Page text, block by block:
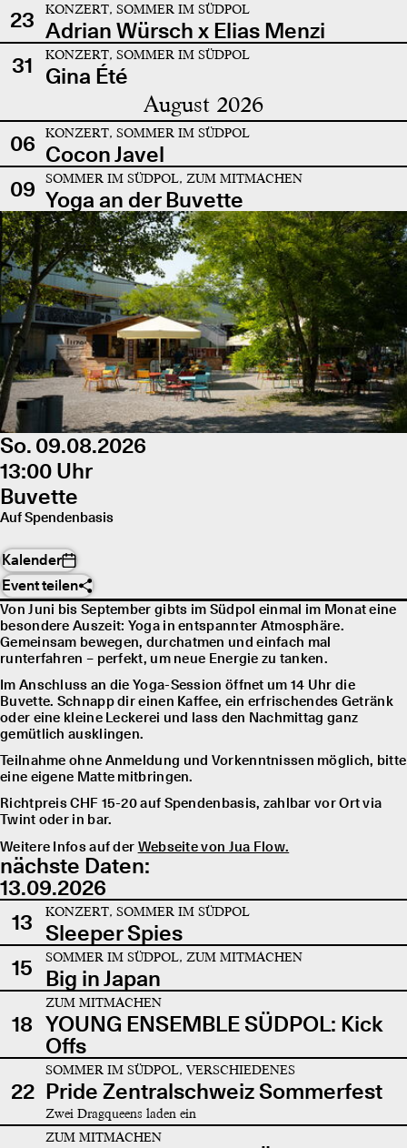
23
KONZERT, SOMMER IM SÜDPOL
Adrian Würsch x Elias Menzi
31
KONZERT, SOMMER IM SÜDPOL
Gina Été
August 2026
06 KONZERT, SOMMER IM SÜDPOL
Cocon Javel
09
SOMMER IM SÜDPOL, ZUM MITMACHEN
Yoga an der Buvette
So. 09.08.2026
13:00 Uhr
Buvette
Auf Spendenbasis
Kalender
Event teilen
Von Juni bis September gibts im Südpol einmal im Monat eine
besondere Auszeit: Yoga in entspannter Atmosphäre.
Gemeinsam bewegen, durchatmen und einfach mal
runterfahren – perfekt, um neue Energie zu tanken.
Im Anschluss an die Yoga-Session öffnet um 14 Uhr die
Buvette. Schnapp dir einen Kaffee, ein erfrischendes Getränk
oder eine kleine Leckerei und lass den Nachmittag ganz
gemütlich ausklingen.
Teilnahme ohne Anmeldung und Vorkenntnissen möglich, bitte
eine eigene Matte mitbringen.
Richtpreis CHF 15-20 auf Spendenbasis, zahlbar vor Ort via
Twint oder in bar.
Weitere Infos auf der Webseite von Jua Flow.
nächste Daten:
13.09.2026
13
KONZERT, SOMMER IM SÜDPOL
Sleeper Spies
15
SOMMER IM SÜDPOL, ZUM MITMACHEN
Big in Japan
18
ZUM MITMACHEN
YOUNG ENSEMBLE SÜDPOL: Kick
Offs
22
SOMMER IM SÜDPOL, VERSCHIEDENES
Pride Zentralschweiz Sommerfest
Zwei Dragqueens laden ein
ZUM MITMACHEN